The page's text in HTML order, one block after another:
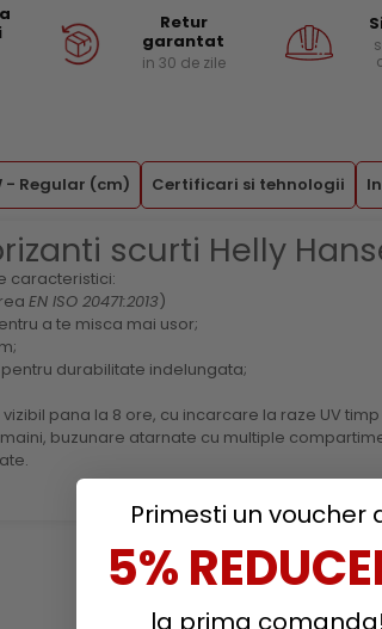
Retur
garantat
in 30 de zile
- Regular (cm) Certificari si tehnologii
scurti Helly
caracteristici:
EN ISO 20471:2013)
a te misca mai usor;
durabilitate indelungata;
pana la 8 ore, cu incarcare la raze UV timp
buzunare atarnate cu multiple
Primesti un voucher
5%
la prima comanda!